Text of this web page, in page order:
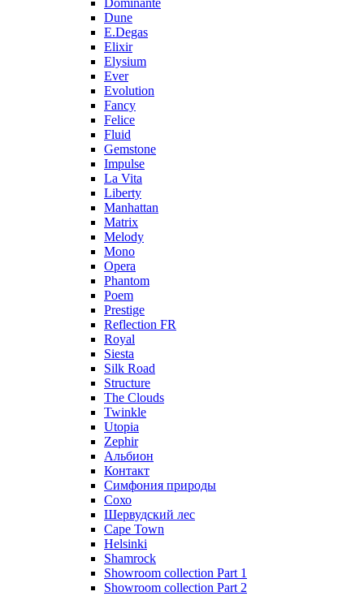
Dominante
Dune
E.Degas
Elixir
Elysium
Ever
Evolution
Fancy
Felice
Fluid
Gemstone
Impulse
La Vita
Liberty
Manhattan
Matrix
Melody
Mono
Opera
Phantom
Poem
Prestige
Reflection FR
Royal
Siesta
Silk Road
Structure
The Clouds
Twinkle
Utopia
Zephir
Альбион
Контакт
Симфония природы
Сохо
Шервудский лес
Cape Town
Helsinki
Shamrock
Showroom collection Part 1
Showroom collection Part 2